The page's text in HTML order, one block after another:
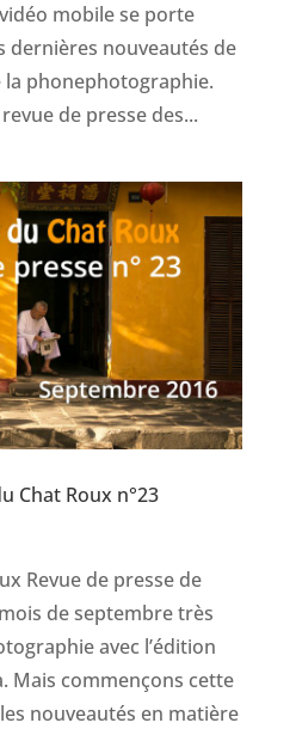
mobile se porte
nouveautés de
la phonephotographie.
de presse des...
Chat Roux n°23
Revue de presse de
de septembre très
avec l’édition
Mais commençons cette
nouveautés en matière